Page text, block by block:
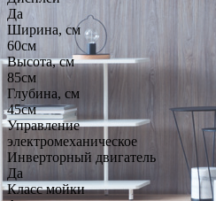
Да
Ширина, см
60см
Высота, см
85см
Глубина, см
45см
Управление
электромеханическое
Инверторный двигатель
Да
Класс мойки